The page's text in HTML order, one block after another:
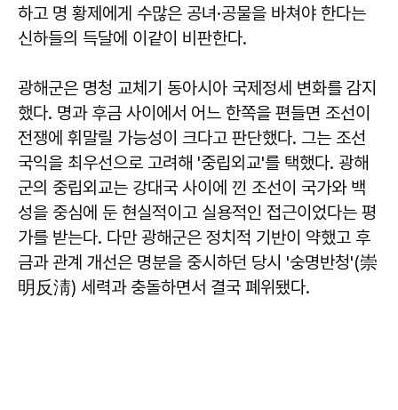
하고 명 황제에게 수많은 공녀·공물을 바쳐야 한다는
신하들의 득달에 이같이 비판한다.
광해군은 명청 교체기 동아시아 국제정세 변화를 감지
했다. 명과 후금 사이에서 어느 한쪽을 편들면 조선이
전쟁에 휘말릴 가능성이 크다고 판단했다. 그는 조선
국익을 최우선으로 고려해 '중립외교'를 택했다. 광해
군의 중립외교는 강대국 사이에 낀 조선이 국가와 백
성을 중심에 둔 현실적이고 실용적인 접근이었다는 평
가를 받는다. 다만 광해군은 정치적 기반이 약했고 후
금과 관계 개선은 명분을 중시하던 당시 '숭명반청'(崇
明反淸) 세력과 충돌하면서 결국 폐위됐다.